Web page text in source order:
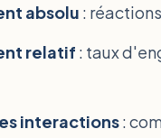
absolu :
relatif : taux
interactions: